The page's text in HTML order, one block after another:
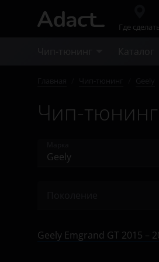
Где
Каталог
Чип-
Geely Emgrand GT 2015 –